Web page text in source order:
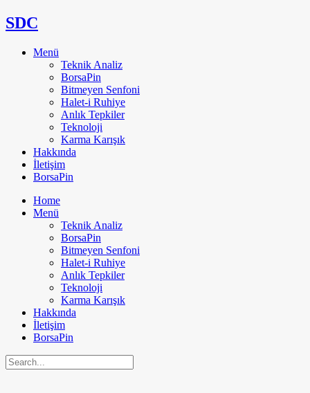
SDC
Menü
Teknik Analiz
BorsaPin
Bitmeyen Senfoni
Halet-i Ruhiye
Anlık Tepkiler
Teknoloji
Karma Karışık
Hakkında
İletişim
BorsaPin
Home
Menü
Teknik Analiz
BorsaPin
Bitmeyen Senfoni
Halet-i Ruhiye
Anlık Tepkiler
Teknoloji
Karma Karışık
Hakkında
İletişim
BorsaPin